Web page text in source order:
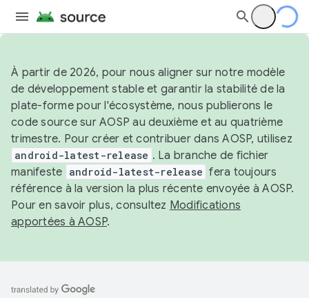
À partir de 2026, pour nous aligner sur notre modèle
de développement stable et garantir la stabilité de la
plate-forme pour l'écosystème, nous publierons le
code source sur AOSP au deuxième et au quatrième
trimestre. Pour créer et contribuer dans AOSP, utilisez
android-latest-release . La branche de fichier
manifeste android-latest-release fera toujours
référence à la version la plus récente envoyée à AOSP.
Pour en savoir plus, consultez Modifications
apportées à AOSP.